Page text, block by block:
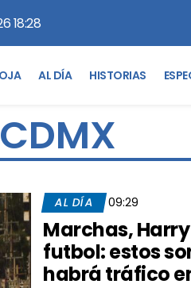
18:28
AL DÍA HISTORIAS
AL DÍA 09:29
Marchas,
futbol: estos
habrá tráfico